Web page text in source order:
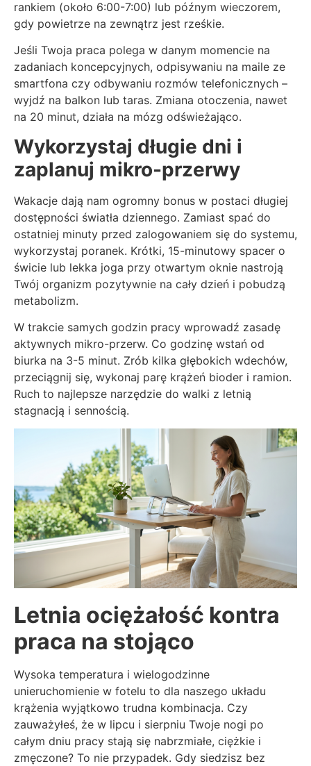
rankiem (około 6:00-7:00) lub późnym wieczorem,
gdy powietrze na zewnątrz jest rześkie.
Jeśli Twoja praca polega w danym momencie na
zadaniach koncepcyjnych, odpisywaniu na maile ze
smartfona czy odbywaniu rozmów telefonicznych –
wyjdź na balkon lub taras. Zmiana otoczenia, nawet
na 20 minut, działa na mózg odświeżająco.
Wykorzystaj długie dni i
zaplanuj mikro-przerwy
Wakacje dają nam ogromny bonus w postaci długiej
dostępności światła dziennego. Zamiast spać do
ostatniej minuty przed zalogowaniem się do systemu,
wykorzystaj poranek. Krótki, 15-minutowy spacer o
świcie lub lekka joga przy otwartym oknie nastroją
Twój organizm pozytywnie na cały dzień i pobudzą
metabolizm.
W trakcie samych godzin pracy wprowadź zasadę
aktywnych mikro-przerw. Co godzinę wstań od
biurka na 3-5 minut. Zrób kilka głębokich wdechów,
przeciągnij się, wykonaj parę krążeń bioder i ramion.
Ruch to najlepsze narzędzie do walki z letnią
stagnacją i sennością.
Letnia ociężałość kontra
praca na stojąco
Wysoka temperatura i wielogodzinne
unieruchomienie w fotelu to dla naszego układu
krążenia wyjątkowo trudna kombinacja. Czy
zauważyłeś, że w lipcu i sierpniu Twoje nogi po
całym dniu pracy stają się nabrzmiałe, ciężkie i
zmęczone? To nie przypadek. Gdy siedzisz bez